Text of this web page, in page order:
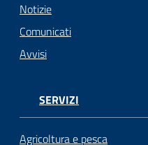
Seguici
su
Notizie
Comunicati
Avvisi
SERVIZI
Agricoltura e pesca